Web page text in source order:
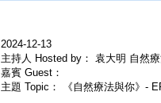
2024-12-13
主持人 Hosted by： 袁大明 自然
嘉賓 Guest：
主題 Topic： 《自然療法與你》-